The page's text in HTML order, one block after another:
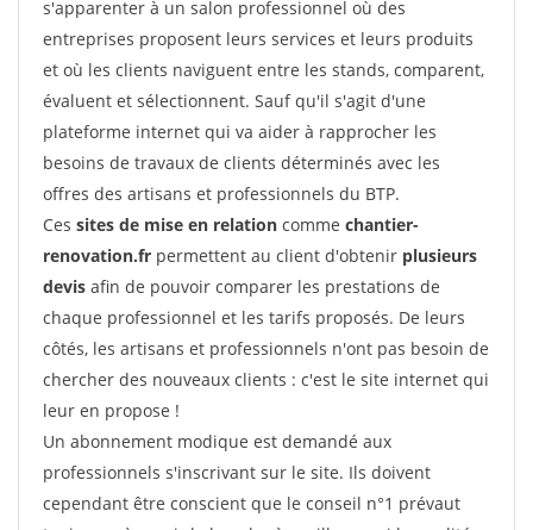
s'apparenter à un salon professionnel où des
entreprises proposent leurs services et leurs produits
et où les clients naviguent entre les stands, comparent,
évaluent et sélectionnent. Sauf qu'il s'agit d'une
plateforme internet qui va aider à rapprocher les
besoins de travaux de clients déterminés avec les
offres des artisans et professionnels du BTP.
Ces sites de mise en relation comme chantier-
renovation.fr permettent au client d'obtenir plusieurs
devis afin de pouvoir comparer les prestations de
chaque professionnel et les tarifs proposés. De leurs
côtés, les artisans et professionnels n'ont pas besoin de
chercher des nouveaux clients : c'est le site internet qui
leur en propose !
Un abonnement modique est demandé aux
professionnels s'inscrivant sur le site. Ils doivent
cependant être conscient que le conseil n°1 prévaut